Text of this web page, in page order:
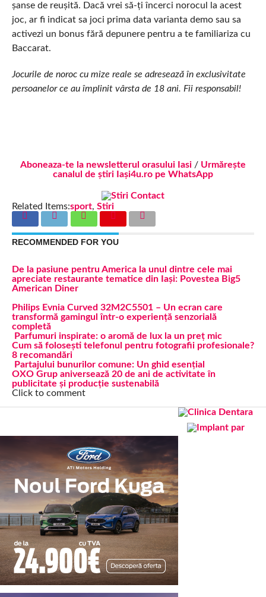
șanse de reușită. Dacă vrei să-ți încerci norocul la acest
joc, ar fi indicat sa joci prima data varianta demo sau sa
activezi un bonus fără depunere pentru a te familiariza cu
Baccarat.
Jocurile de noroc cu mize reale se adresează în exclusivitate
persoanelor ce au împlinit vârsta de 18 ani. Fii responsabil!
Aboneaza-te la newsletterul orasului Iasi/ Urmărește
canalul de știri Iași4u.ro pe WhatsApp
Related Items:sport, Stiri
RECOMMENDED FOR YOU
De la pasiune pentru America la unul dintre cele mai
apreciate restaurante tematice din Iași: Povestea Big5
American Diner
Philips Evnia Curved 32M2C5501 – Un ecran care
transformă gamingul într-o experiență senzorială
completă
Parfumuri inspirate: o aromă de lux la un preț mic
Cum să folosești telefonul pentru fotografii profesionale?
8 recomandări
Partajului bunurilor comune: Un ghid esențial
OXO Grup aniversează 20 de ani de activitate în
publicitate și producție sustenabilă
Click to comment